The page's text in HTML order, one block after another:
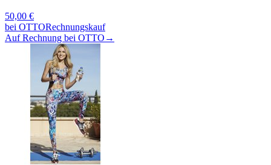
50,00 €
bei OTTORechnungskauf
Auf Rechnung bei OTTO →